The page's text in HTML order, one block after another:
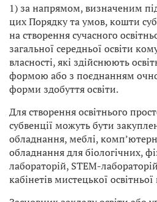
1) за напрямом, визначеним
цих Порядку та умов, кошти
на створення сучасного
загальної середньої освіти
власності, які здійснюють
формою або з поєднанням
форми здобуття освіти.
Для створення освітнього
субвенції можуть бути
обладнання, меблі,
обладнання для біологічних,
лабораторій, STEM-
кабінетів мистецької освітньої